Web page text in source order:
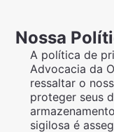
Nossa
A política de
Advocacia da
ressaltar o
proteger seus
sigilosa é